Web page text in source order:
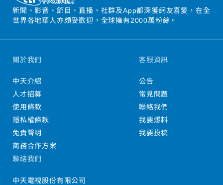
新聞、影音、節目、直播、社群及App都深獲網友喜愛，在全
世界各地華人亦頗受歡迎，全球擁有2000萬粉絲。
關於我們
中天介紹
人才招募
使用條款
隱私權條款
免責聲明
商務合作方案
客服資訊
公告
常見問題
聯絡我們
我要爆料
我要投稿
聯絡我們
中天電視股份有限公司